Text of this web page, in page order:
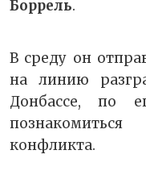
Боррель.
В среду он
на линию
Донбассе, по
конфликта.